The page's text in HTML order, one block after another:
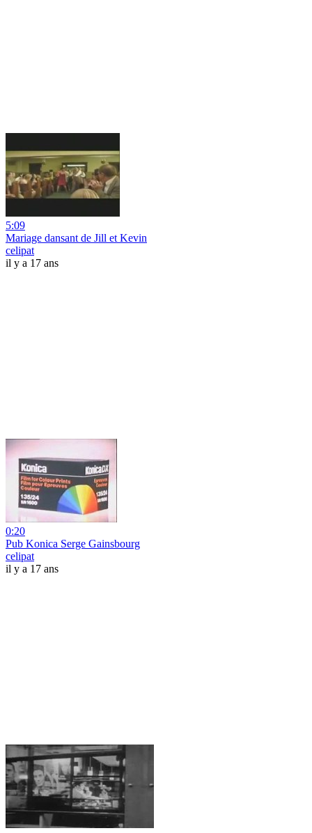
5:09
Mariage dansant de Jill et Kevin
celipat
il y a 17 ans
0:20
Pub Konica Serge Gainsbourg
celipat
il y a 17 ans